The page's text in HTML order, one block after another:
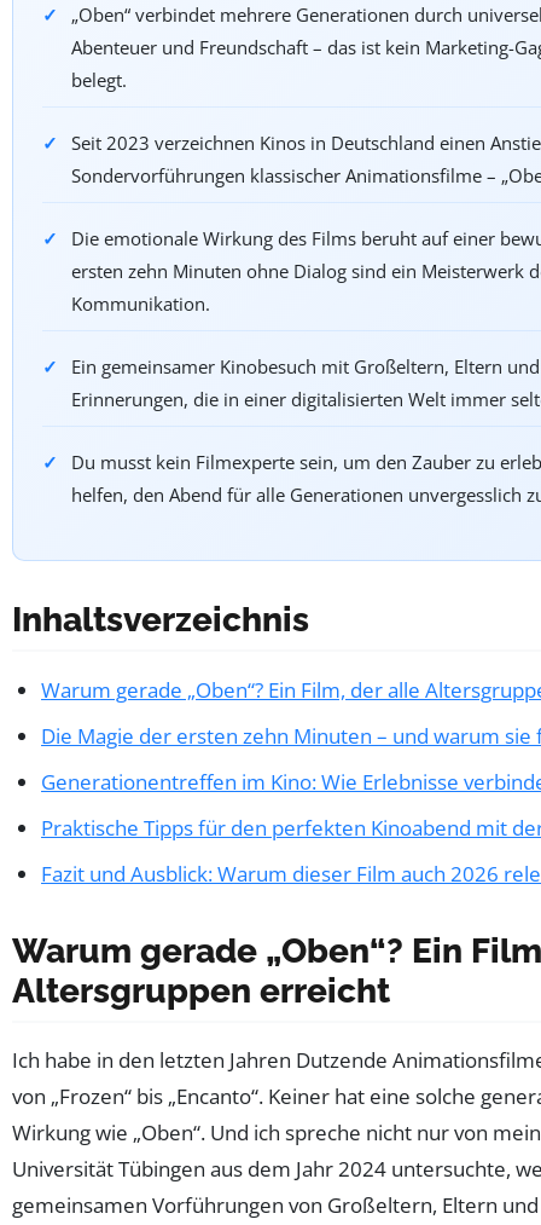
„Oben“ verbindet mehrere Generationen durch
Abenteuer und Freundschaft – das ist kein Marketing-
belegt.
Seit 2023 verzeichnen Kinos in Deutschland einen
Sondervorführungen klassischer Animationsfilme –
Die emotionale Wirkung des Films beruht auf einer
ersten zehn Minuten ohne Dialog sind ein Meisterwerk
Kommunikation.
Ein gemeinsamer Kinobesuch mit Großeltern, Eltern
Erinnerungen, die in einer digitalisierten Welt immer
Du musst kein Filmexperte sein, um den Zauber zu
helfen, den Abend für alle Generationen unvergesslich
Inhaltsverzeichnis
Warum gerade „Oben“? Ein Film, der alle
Die Magie der ersten zehn Minuten – und warum
Generationentreffen im Kino: Wie Erlebnisse
Praktische Tipps für den perfekten Kinoabend mit
Fazit und Ausblick: Warum dieser Film auch 2026
Warum gerade „Oben“? Ein
Altersgruppen erreicht
Ich habe in den letzten Jahren Dutzende
von „Frozen“ bis „Encanto“. Keiner hat eine solche
Wirkung wie „Oben“. Und ich spreche nicht nur von
Universität Tübingen aus dem Jahr 2024 untersuchte,
gemeinsamen Vorführungen von Großeltern, Eltern